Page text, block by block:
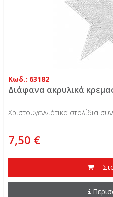
Κωδ.: 63182
Διάφανα ακρυλικά
Χριστουγεννιάτικα στολίδια
7,50 €